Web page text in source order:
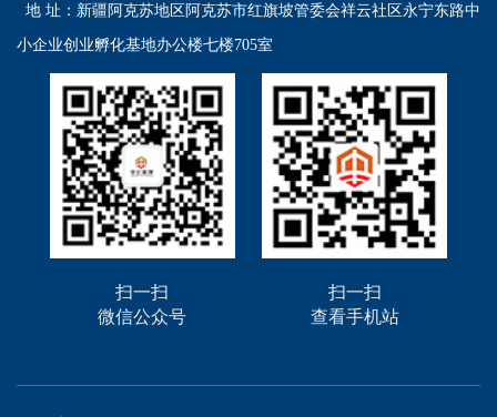
地 址： 新疆阿克苏地区阿克苏市红旗坡管委会祥云社区永宁东路中
小企业创业孵化基地办公楼七楼705室
扫一扫
微信公众号
扫一扫
查看手机站